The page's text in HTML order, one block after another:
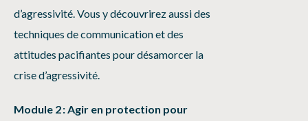
d’agressivité. Vous y découvrirez aussi des
techniques de communication et des
attitudes pacifiantes pour désamorcer la
crise d’agressivité.
Module 2 : Agir en protection pour